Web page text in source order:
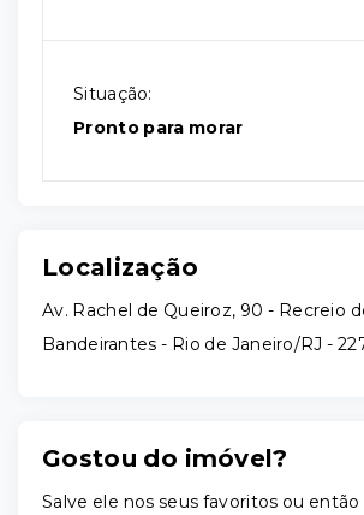
Situação:
Pronto para morar
Localização
Av. Rachel de Queiroz, 90 - Recreio
Bandeirantes - Rio de Janeiro/RJ -
Gostou do imóvel?
Salve ele nos seus favoritos ou